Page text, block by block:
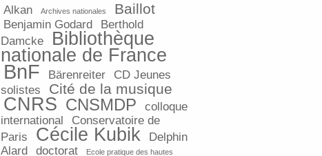
Alkan Archives nationales Baillot
Benjamin Godard
Berthold
Damcke
Bibliothèque
nationale de France
BnF Bärenreiter
CD Jeunes
solistes
Cité de la musique
CNRS CNSMDP
colloque
international
Conservatoire de
Paris
Cécile Kubik
Delphin
Alard
doctorat Ecole pratique des hautes